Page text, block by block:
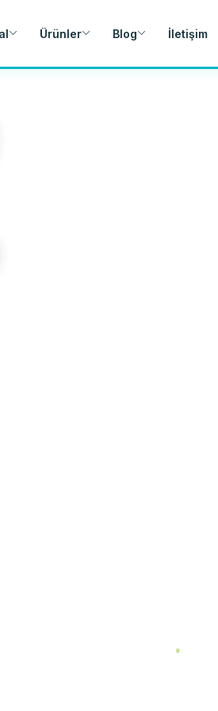
Ürünler Blog İletişim